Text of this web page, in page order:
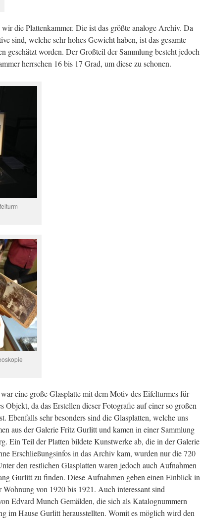
die Plattenkammer. Die ist das größte analoge Archiv. Da
sind, welche sehr hohes Gewicht haben, ist das gesamte
geschätzt worden. Der Großteil der Sammlung besteht jedoch
herrschen 16 bis 17 Grad, um diese zu schonen.
eine große Glasplatte mit dem Motiv des Eifelturmes für
Objekt, da das Erstellen dieser Fotografie auf einer so großen
Ebenfalls sehr besonders sind die Glasplatten, welche uns
aus der Galerie Fritz Gurlitt und kamen in einer Sammlung
Ein Teil der Platten bildete Kunstwerke ab, die in der Galerie
Erschließungsinfos in das Archiv kam, wurden nur die 720
den restlichen Glasplatten waren jedoch auch Aufnahmen
Gurlitt zu finden. Diese Aufnahmen geben einen Einblick in
von 1920 bis 1921. Auch interessant sind
Edvard Munch Gemälden, die sich als Katalognummern
im Hause Gurlitt herausstellten. Womit es möglich wird den